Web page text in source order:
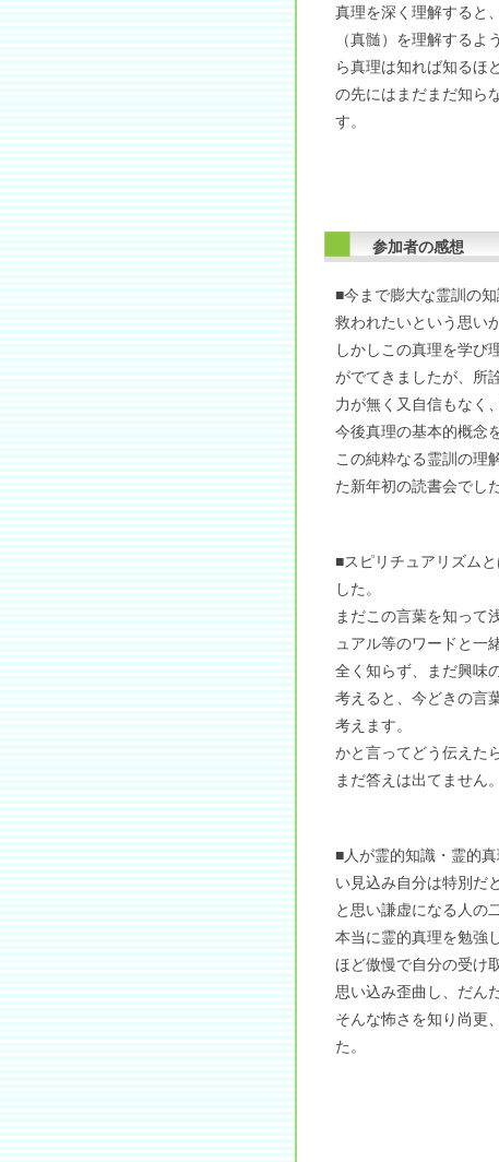
真理を深く理解すると
（真髄）を理解する
ら真理は知れば知るほ
の先にはまだまだ知ら
す。
参加者の感想
■今まで膨大な霊訓の
救われたいという思い
しかしこの真理を学び
がでてきましたが、所
力が無く又自信もなく
今後真理の基本的概念
この純粋なる霊訓の理
た新年初の読書会でした
■スピリチュアリズム
した。
まだこの言葉を知って
ュアル等のワードと一
全く知らず、まだ興味
考えると、今どきの言
考えます。
かと言ってどう伝えた
まだ答えは出てません。
■人が霊的知識・霊的
い見込み自分は特別だ
と思い謙虚になる人の
本当に霊的真理を勉強
ほど傲慢で自分の受け
思い込み歪曲し、だん
そんな怖さを知り尚更
た。